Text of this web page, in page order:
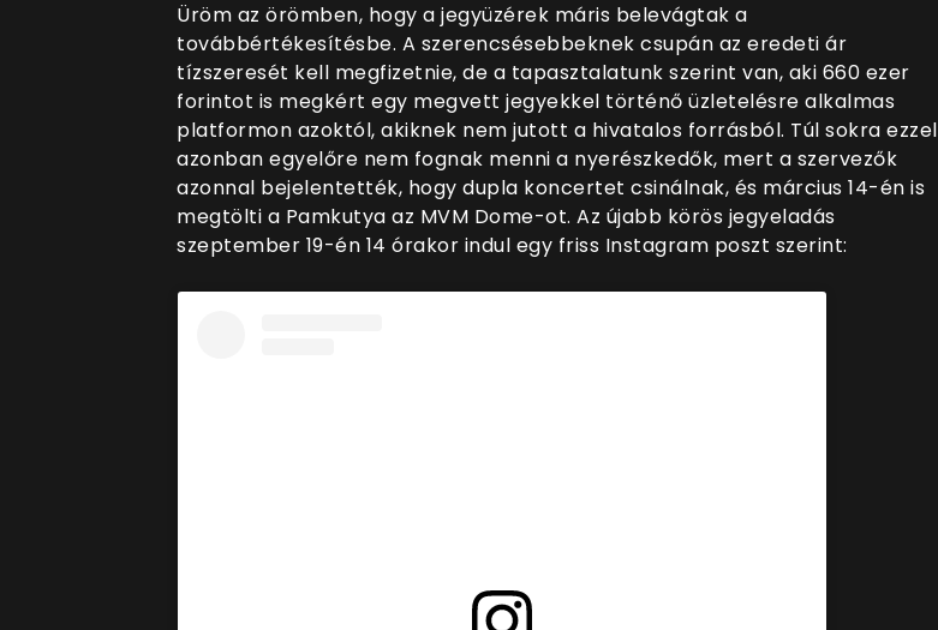
Üröm az örömben, hogy a jegyüzérek máris belevágtak a
továbbértékesítésbe. A szerencsésebbeknek csupán az eredeti ár
tízszeresét kell megfizetnie, de a tapasztalatunk szerint van, aki 660 ezer
forintot is megkért egy megvett jegyekkel történő üzletelésre alkalmas
platformon azoktól, akiknek nem jutott a hivatalos forrásból. Túl sokra ezzel
azonban egyelőre nem fognak menni a nyerészkedők, mert a szervezők
azonnal bejelentették, hogy dupla koncertet csinálnak, és március 14-én is
megtölti a Pamkutya az MVM Dome-ot. Az újabb körös jegyeladás
szeptember 19-én 14 órakor indul egy friss Instagram poszt szerint: